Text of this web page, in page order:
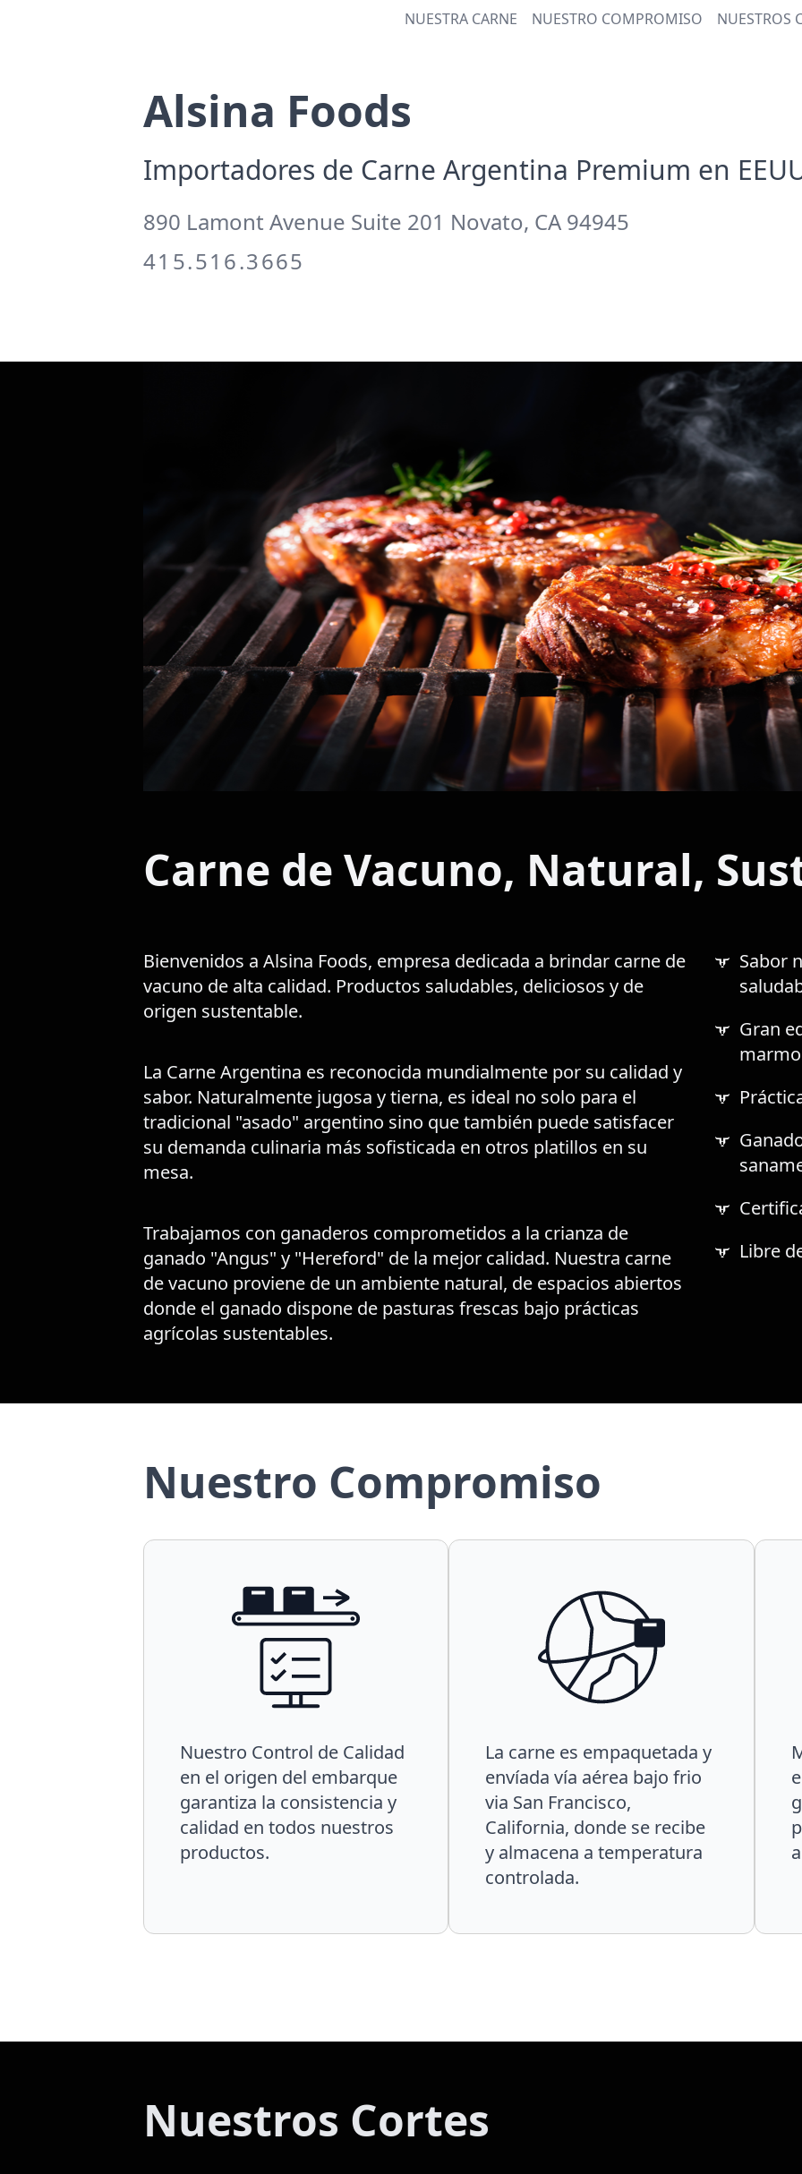
NUESTRA CARNE NUESTRO COMPROMISO NUESTROS
Alsina Foods
Importadores de Carne Argentina Premium en
890 Lamont Avenue Suite 201 Novato, CA 94945
415.516.3665
Carne de Vacuno, Natural,
Bienvenidos a Alsina Foods, empresa dedicada a brindar carne de
vacuno de alta calidad. Productos saludables, deliciosos y de
origen sustentable.
La Carne Argentina es reconocida mundialmente por su calidad y
sabor. Naturalmente jugosa y tierna, es ideal no solo para el
tradicional "asado" argentino sino que también puede satisfacer
su demanda culinaria más sofisticada en otros platillos en su
mesa.
Trabajamos con ganaderos comprometidos a la crianza de
ganado "Angus" y "Hereford" de la mejor calidad. Nuestra carne
de vacuno proviene de un ambiente natural, de espacios abiertos
donde el ganado dispone de pasturas frescas bajo prácticas
agrícolas sustentables.
Sabor
Gran
Libre
Nuestro Compromiso
Nuestro Control de Calidad
en el origen del embarque
garantiza la consistencia y
calidad en todos nuestros
productos.
La carne es empaquetada y
envíada vía aérea bajo frio
via San Francisco,
California, donde se recibe
y almacena a temperatura
controlada.
Nuestros Cortes